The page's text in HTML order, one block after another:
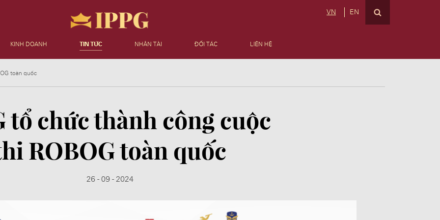
VN EN
KINH DOANH TIN TỨC NHÂN TÀI ĐỐI TÁC LIÊN HỆ
toàn quốc
tổ chức thành công cuộc
ROBOG toàn quốc
26 - 09 - 2024